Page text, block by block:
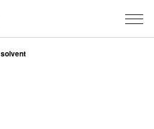
solvent